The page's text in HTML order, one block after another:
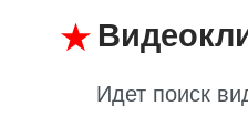
Идет поиск